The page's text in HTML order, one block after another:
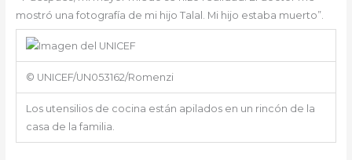
mostró una fotografía de mi hijo Talal. Mi hijo estaba muerto”.
© UNICEF/UN053162/Romenzi
Los utensilios de cocina están apilados en un rincón de la
casa de la familia.